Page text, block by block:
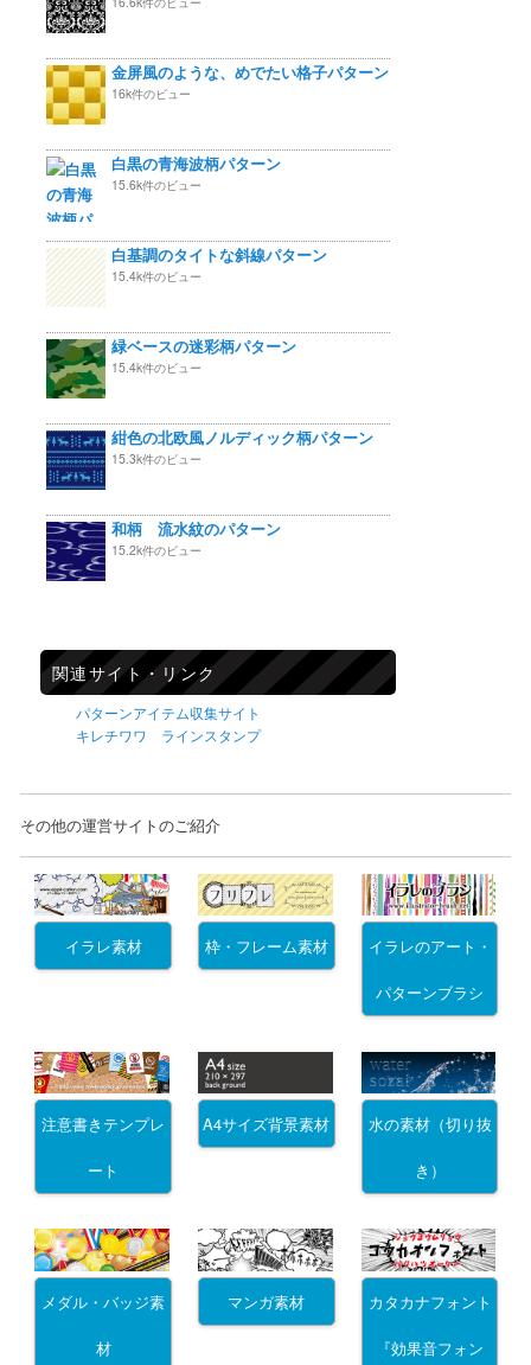
金屏風のような、めでたい格子パターン
16k件のビュー
白黒の青海波柄パターン
15.6k件のビュー
白基調のタイトな斜線パターン
15.4k件のビュー
緑ベースの迷彩柄パターン
15.4k件のビュー
紺色の北欧風ノルディック柄パターン
15.3k件のビュー
和柄 流水紋のパターン
15.2k件のビュー
関連サイト・リンク
パターンアイテム収集サイト
キレチワワ ラインスタンプ
その他の運営サイトのご紹介
イラレ素材 枠・フレーム素材 イラレのアート・
パターンブラシ
注意書きテンプレ
ート
A4サイズ背景素材 水の素材（切り抜
き）
メダル・バッジ素
材
マンガ素材 カタカナフォント
『効果音フォン